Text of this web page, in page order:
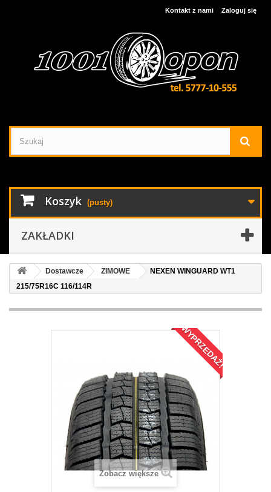
Zaloguj się
Kontakt z nami
Koszyk (pusty)
ZAKŁADKI
Dostawcze ZIMOWE
NEXEN WINGUARD WT1
215/75R16C 116/114R
WYPRZEDAŻ!
Zobacz większe